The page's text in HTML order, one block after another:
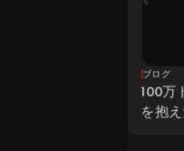
ブログ
100万
を抱